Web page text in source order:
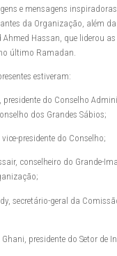
e mensagens
da Organização, além
Hassan, que liderou
último Ramadan.
estiveram:
presidente do Conselho
dos Grandes Sábios;
presidente do Conselho;
conselheiro do Grande-
secretário-geral da
presidente do Setor de